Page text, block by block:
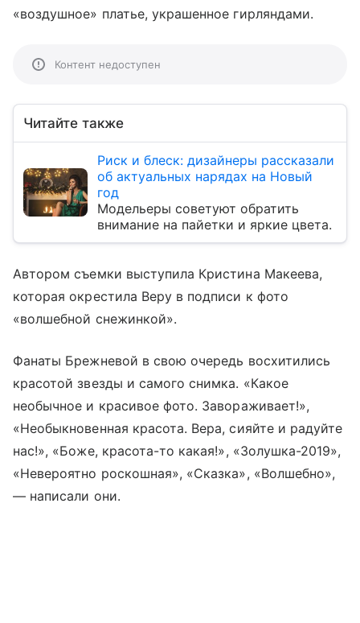
«воздушное» платье, украшенное гирляндами.
Контент недоступен
Читайте также
Риск и блеск: дизайнеры рассказали
об актуальных нарядах на Новый
год
Модельеры советуют обратить
внимание на пайетки и яркие цвета.
Автором съемки выступила Кристина Макеева,
которая окрестила Веру в подписи к фото
«волшебной снежинкой».
Фанаты Брежневой в свою очередь восхитились
красотой звезды и самого снимка. «Какое
необычное и красивое фото. Завораживает!»,
«Необыкновенная красота. Вера, сияйте и радуйте
нас!», «Боже, красота-то какая!», «Золушка-2019»,
«Невероятно роскошная», «Сказка», «Волшебно»,
— написали они.